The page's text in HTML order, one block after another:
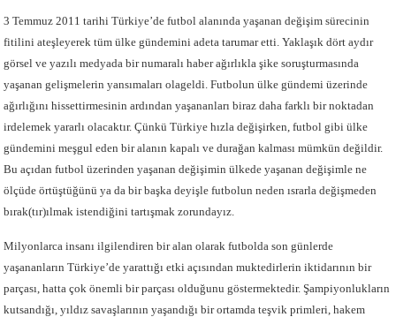
3 Temmuz 2011 tarihi Türkiye’de futbol alanında yaşanan değişim sürecinin
fitilini ateşleyerek tüm ülke gündemini adeta tarumar etti. Yaklaşık dört aydır
görsel ve yazılı medyada bir numaralı haber ağırlıkla şike soruşturmasında
yaşanan gelişmelerin yansımaları olageldi. Futbolun ülke gündemi üzerinde
ağırlığını hissettirmesinin ardından yaşananları biraz daha farklı bir noktadan
irdelemek yararlı olacaktır. Çünkü Türkiye hızla değişirken, futbol gibi ülke
gündemini meşgul eden bir alanın kapalı ve durağan kalması mümkün değildir.
Bu açıdan futbol üzerinden yaşanan değişimin ülkede yaşanan değişimle ne
ölçüde örtüştüğünü ya da bir başka deyişle futbolun neden ısrarla değişmeden
bırak(tır)ılmak istendiğini tartışmak zorundayız.
Milyonlarca insanı ilgilendiren bir alan olarak futbolda son günlerde
yaşananların Türkiye’de yarattığı etki açısından muktedirlerin iktidarının bir
parçası, hatta çok önemli bir parçası olduğunu göstermektedir. Şampiyonlukların
kutsandığı, yıldız savaşlarının yaşandığı bir ortamda teşvik primleri, hakem